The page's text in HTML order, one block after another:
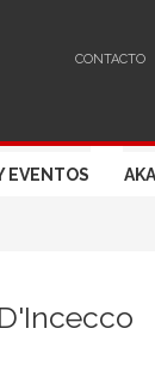
CONTACTO
EVENTOS